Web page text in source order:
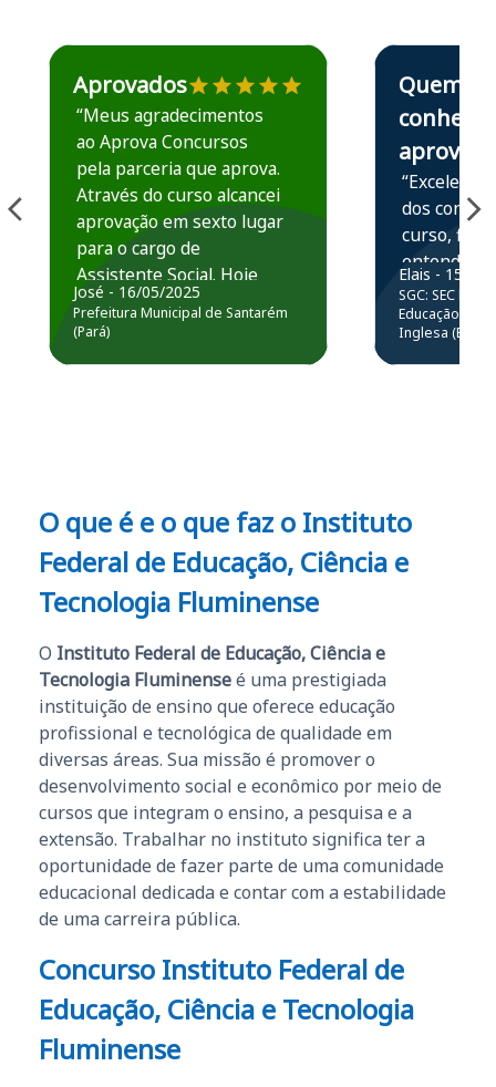
Estudante José recomenda o Aprova Concursos em
Aprovados
“Meus agradecimentos
ao Aprova Concursos
pela parceria que aprova.
Através do curso alcancei
aprovação em sexto lugar
para o cargo de
Assistente Social. Hoje
estou atuando na
Prefeitura de Santarém.
José - 16/05/2025
Prefeitura Municipal de Santarém
(Pará)
Estudante Elais
Quem
conhece,
aprova
“Excelente
dos
curso,
entender e
prática
resolução
questões.”
Elais - 15/07/
SGC: SEC BA
Educação
Inglesa (Edital
O que é e o que faz o Instituto
Federal de Educação, Ciência e
Tecnologia Fluminense
O Instituto Federal de Educação, Ciência e
Tecnologia Fluminenseé uma prestigiada
instituição de ensino que oferece educação
profissional e tecnológica de qualidade em
diversas áreas. Sua missão é promover o
desenvolvimento social e econômico por meio de
cursos que integram o ensino, a pesquisa e a
extensão. Trabalhar no instituto significa ter a
oportunidade de fazer parte de uma comunidade
educacional dedicada e contar com a estabilidade
de uma carreira pública.
Concurso Instituto Federal de
Educação, Ciência e Tecnologia
Fluminense